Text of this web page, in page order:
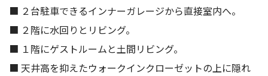
■ ２台駐車できるインナーガレージから直接室内へ。
■ ２階に水回りとリビング。
■ １階にゲストルームと土間リビング。
■ 天井高を抑えたウォークインクローゼットの上に隠れ